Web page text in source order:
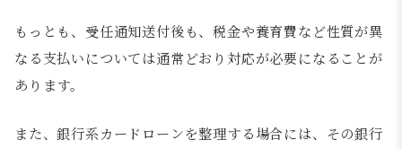
もっとも、受任通知送付後も、税金や養育費など性質が異
なる支払いについては通常どおり対応が必要になることが
あります。
また、銀行系カードローンを整理する場合には、その銀行